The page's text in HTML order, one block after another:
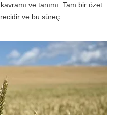
ve tanımı. Tam bir özet.
ve bu süreç...…